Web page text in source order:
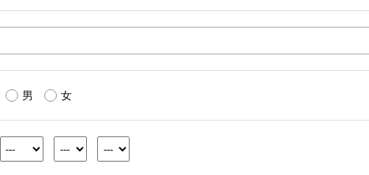
男 女